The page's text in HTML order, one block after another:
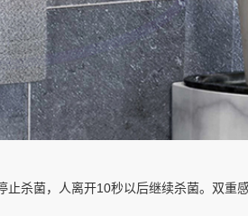
杀菌，人离开10秒以后继续杀菌。双重